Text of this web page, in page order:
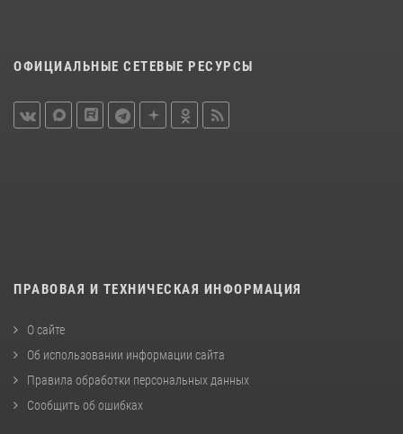
ОФИЦИАЛЬНЫЕ СЕТЕВЫЕ РЕСУРСЫ
ПРАВОВАЯ И ТЕХНИЧЕСКАЯ ИНФОРМАЦИЯ
О сайте
Об использовании информации сайта
Правила обработки персональных данных
Сообщить об ошибках